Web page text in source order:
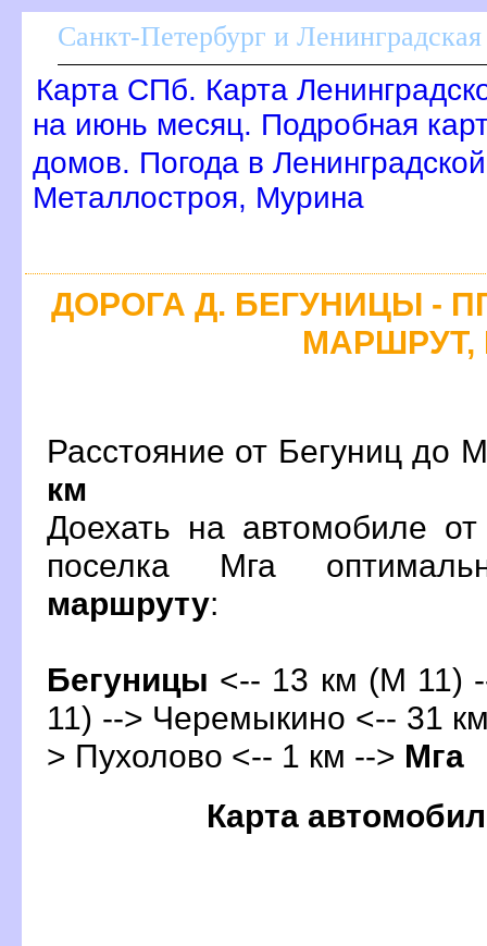
Санкт-Петербург и Ленинградская
Карта СПб. Карта
на июнь месяц. Подробная
домов. Погода в
Металлостроя, Мурина
ДОРОГА Д. БЕГУНИЦЫ -
МАРШРУТ,
Расстояние от Бегуниц до
км
Доехать на автомобиле
поселка Мга
маршруту:
Бегуницы <-- 13 км (М 11)
11) --> Черемыкино <-- 31
> Пухолово <-- 1 км --> Мга
Карта